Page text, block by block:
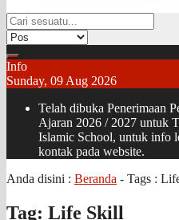
Info
Sunday, 09 Aug 2026
Telah dibuka Penerimaan
Ajaran 2026 / 2027 untuk
Islamic School, untuk info
kontak pada website.
Anda disini : Beranda - Tags :
Tag: Life Skill